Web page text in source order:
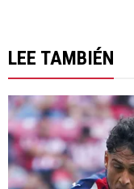
LEE TAMBIÉN